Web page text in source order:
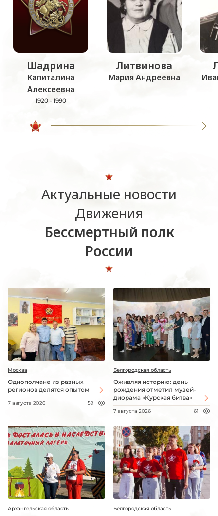
Шадрина
Капиталина
Алексеевна
1920 - 1990
Литвинова
Мария Андреевна
Актуальные новости
Движения
Бессмертный полк
России
Москва
Однополчане из разных
регионов делятся опытом
7 августа 2026 59
Белгородская область
Оживляя историю: день
рождения отметил музей-
диорама «Курская битва»
7 августа 2026 61
Архангельская область Белгородская область